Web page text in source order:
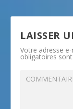
LAISSER
Votre adresse
obligatoires